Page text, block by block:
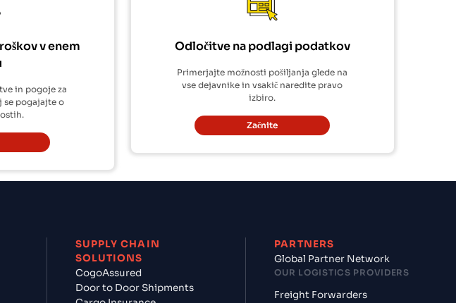
v enem
in pogoje za
se pogajajte o
Odločitve na podlagi podatkov
Primerjajte možnosti pošiljanja glede na
vse dejavnike in vsakič naredite pravo
izbiro.
Začnite
SUPPLY CHAIN
SOLUTIONS
CogoAssured
Door to Door Shipments
PARTNERS
Global Partner Network
OUR LOGISTICS PROVIDERS
Freight Forwarders